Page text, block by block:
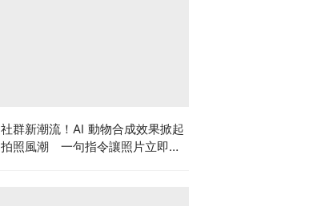
社群新潮流！AI 動物合成效果掀起
拍照風潮 一句指令讓照片立即升